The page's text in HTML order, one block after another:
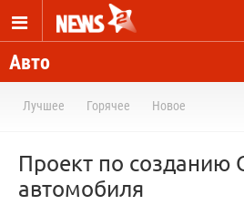
Авто
Лучшее Горячее Новое
Проект по созданию
автомобиля